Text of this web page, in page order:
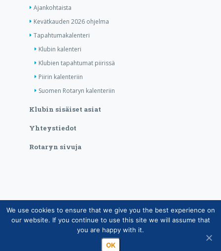
Ajankohtaista
Kevätkauden 2026 ohjelma
Tapahtumakalenteri
Klubin kalenteri
Klubien tapahtumat piirissä
Piirin kalenteriin
Suomen Rotaryn kalenteriin
Klubin sisäiset asiat
Yhteystiedot
Rotaryn sivuja
Copyright © Suomen Rotarypalvelu ry 2026 |
Jäsentietojärjestelmän tietosuojaseloste|Henkilötietojen
käsittely Rotarytoiminnassa
We use cookies to ensure that we give you the best experience on
our website. If you continue to use this site we will assume that
you are happy with it.
OK